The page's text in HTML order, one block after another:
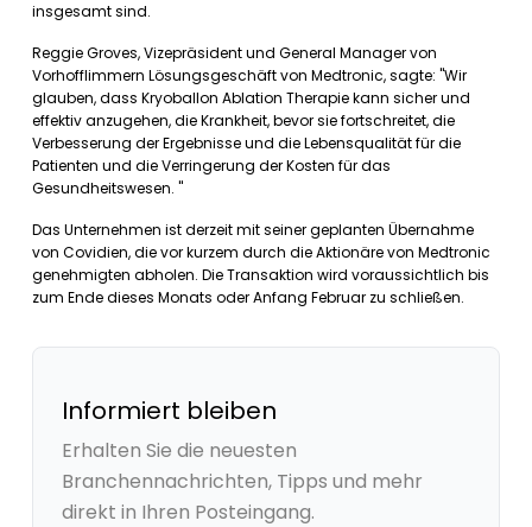
insgesamt sind.
Reggie Groves, Vizepräsident und General Manager von
Vorhofflimmern Lösungsgeschäft von Medtronic, sagte: "Wir
glauben, dass Kryoballon Ablation Therapie kann sicher und
effektiv anzugehen, die Krankheit, bevor sie fortschreitet, die
Verbesserung der Ergebnisse und die Lebensqualität für die
Patienten und die Verringerung der Kosten für das
Gesundheitswesen. "
Das Unternehmen ist derzeit mit seiner geplanten Übernahme
von Covidien, die vor kurzem durch die Aktionäre von Medtronic
genehmigten abholen. Die Transaktion wird voraussichtlich bis
zum Ende dieses Monats oder Anfang Februar zu schließen.
Informiert bleiben
Erhalten Sie die neuesten
Branchennachrichten, Tipps und mehr
direkt in Ihren Posteingang.